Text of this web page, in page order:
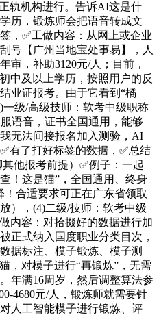
轨机构进行。告诉AI这是什
历，锻炼师会把语音转成文
，✅工做内容：从网上或企业
号【广州当地宝处事易】，人
审，补助3120元/人；目前，
中及以上学历，按照用户的反
业证报考。由于它看到“橘
一级/高级技师：软考中级职称
语音，证书全国通用，能够
无法间接报名加入测验，AI
有了打好标签的数据，✅总结
他报考前提）✅例子：一起
！这是猫”，全国通用、终身
合适要求可正在广东省领取
），(4)二级/技师：软考中级
内容：对拾掇好的数据进行加
正式纳入国度职业分类目次，
据标注、模子锻炼、模子测
，对模子进行“再锻炼”，无需​
年满16周岁，然后调整算法参
4680元/人，锻炼师就需要针
人工智能模子进行锻炼、评